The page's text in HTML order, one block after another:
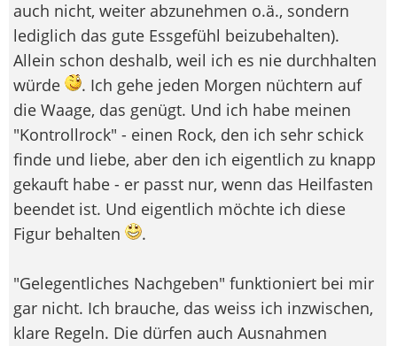
auch nicht, weiter abzunehmen o.ä., sondern
lediglich das gute Essgefühl beizubehalten).
Allein schon deshalb, weil ich es nie durchhalten
würde
. Ich gehe jeden Morgen nüchtern auf
die Waage, das genügt. Und ich habe meinen
"Kontrollrock" - einen Rock, den ich sehr schick
finde und liebe, aber den ich eigentlich zu knapp
gekauft habe - er passt nur, wenn das Heilfasten
beendet ist. Und eigentlich möchte ich diese
Figur behalten
.
"Gelegentliches Nachgeben" funktioniert bei mir
gar nicht. Ich brauche, das weiss ich inzwischen,
klare Regeln. Die dürfen auch Ausnahmen